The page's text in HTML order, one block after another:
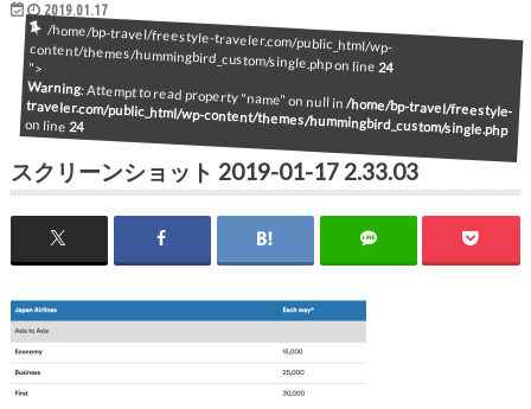
2019.01.17
/home/bp-travel/freestyle-traveler.com/public_html/wp-content/themes/hummingbird_custom/single.php on line24
">
Warning: Attempt to read property "name" on null in/home/bp-travel/freestyle-
traveler.com/public_html/wp-content/themes/hummingbird_custom/single.php
on line 24
スクリーンショット 2019-01-17 2.33.03